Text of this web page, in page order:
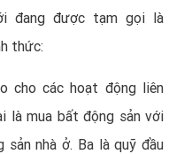
đang được tạm gọi là
thức:
cho các hoạt động liên
là mua bất động sản với
nhà ở. Ba là quỹ đầu